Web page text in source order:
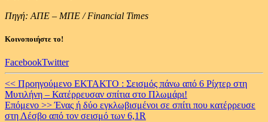
Πηγή: ΑΠΕ – ΜΠΕ / Financial Times
Κοινοποιήστε το!
FacebookTwitter
Continue
Reading
<< Προηγούμενο ΕΚΤΑΚΤΟ : Σεισμός πάνω από 6 Ρίχτερ στη
Μυτιλήνη – Κατέρρευσαν σπίτια στο Πλωμάρι!
Επόμενο >>Ένας ή δύο εγκλωβισμένοι σε σπίτι που κατέρρευσε
στη Λέσβο από τον σεισμό των 6,1R